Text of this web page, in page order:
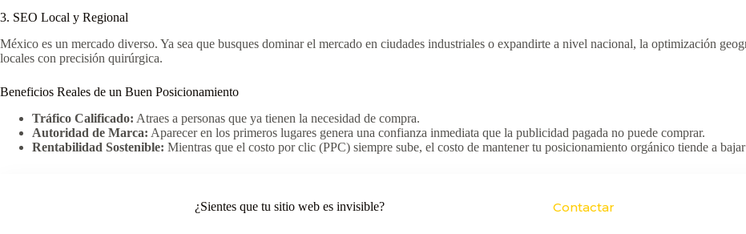
3. SEO Local y Regional
México es un mercado diverso. Ya sea que busques dominar el mercado en ciudades industriales o expandirte a nivel nacional, la optimización
locales con precisión quirúrgica.
Beneficios Reales de un Buen Posicionamiento
Tráfico Calificado: Atraes a personas que ya tienen la necesidad de compra.
Autoridad de Marca: Aparecer en los primeros lugares genera una confianza inmediata que la publicidad pagada no puede comprar.
Rentabilidad Sostenible: Mientras que el costo por clic (PPC) siempre sube, el costo de mantener tu posicionamiento orgánico tiende a
¿Sientes que tu sitio web es invisible? Contactar